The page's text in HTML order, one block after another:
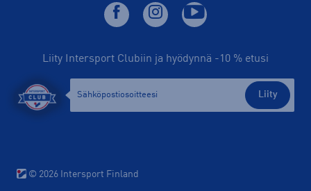
Liity Intersport Clubiin ja hyödynnä -10 % etusi
Liity
© 2026 Intersport Finland